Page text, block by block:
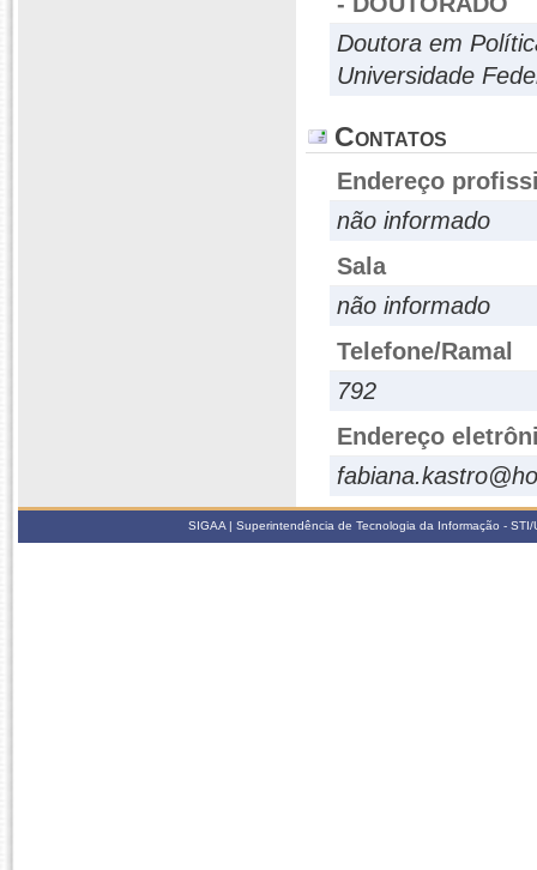
Doutora em
Universidade
Contatos
Endereço
não informado
Sala
não informado
Telefone/Ramal
792
Endereço
SIGAA | Superintendência de Tecnologia da Informação -